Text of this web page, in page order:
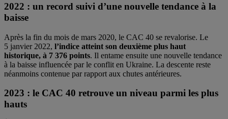
2022 : un record suivi d’une nouvelle tendance à la
baisse
Après la fin du mois de mars 2020, le CAC 40 se revalorise. Le
5 janvier 2022, l’indice atteint son deuxième plus haut
historique, à 7 376 points. Il entame ensuite une nouvelle tendance
à la baisse influencée par le conflit en Ukraine. La descente reste
néanmoins contenue par rapport aux chutes antérieures.
2023 : le CAC 40 retrouve un niveau parmi les plus
hauts